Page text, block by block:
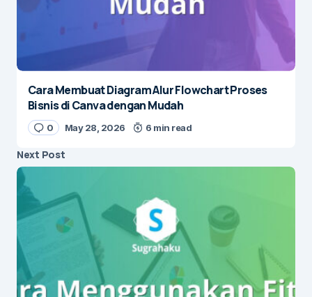
Cara Membuat Diagram Alur Flowchart Proses
Bisnis di Canva dengan Mudah
0 May 28, 2026 6 min read
Next Post